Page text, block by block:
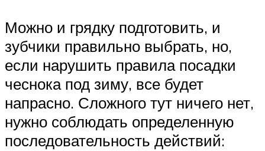
Можно и грядку подготовить, и
зубчики правильно выбрать, но,
если нарушить правила посадки
чеснока под зиму, все будет
напрасно. Сложного тут ничего нет,
нужно соблюдать определенную
последовательность действий: